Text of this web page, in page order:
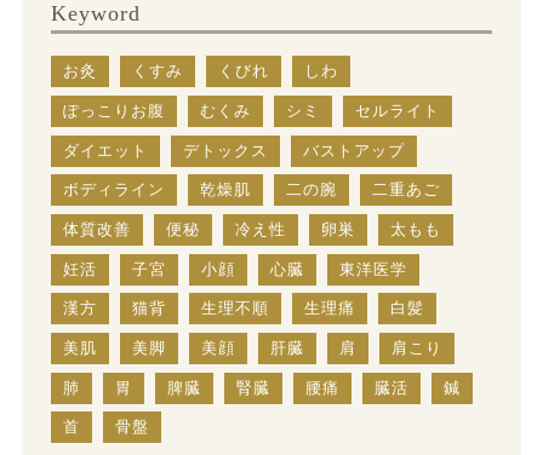
Keyword
お灸 くすみ くびれ しわ
ぽっこりお腹 むくみ シミ セルライト
ダイエット デトックス バストアップ
ボディライン 乾燥肌 二の腕 二重あご
体質改善 便秘 冷え性 卵巣 太もも
妊活 子宮 小顔 心臓 東洋医学
漢方 猫背 生理不順 生理痛 白髪
美肌 美脚 美顔 肝臓 肩 肩こり
肺 胃 脾臓 腎臓 腰痛 臓活 鍼
首 骨盤